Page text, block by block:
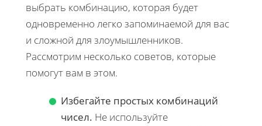
выбрать комбинацию, которая будет
одновременно легко запоминаемой для вас
и сложной для злоумышленников.
Рассмотрим несколько советов, которые
помогут вам в этом.
Избегайте простых комбинаций
чисел. Не используйте